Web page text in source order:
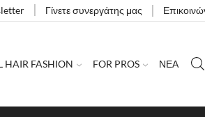
Γίνετε συνεργάτης μας
HAIR FASHION FOR PROS ΝΕΑ